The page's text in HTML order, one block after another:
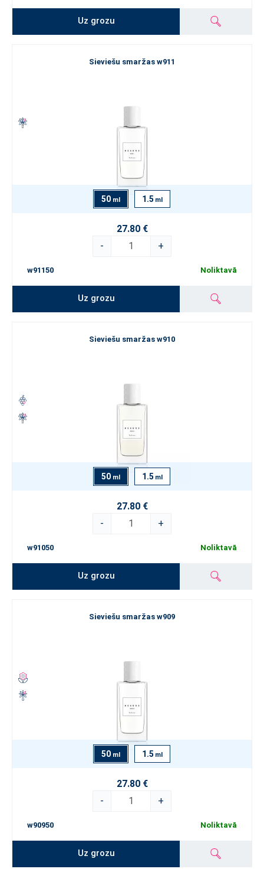
Uz grozu
Sieviešu smaržas w911
50 ml 1.5 ml
27.80 €
-
+
w91150 Noliktavā
Uz grozu
Sieviešu smaržas w910
50 ml 1.5 ml
27.80 €
-
+
w91050 Noliktavā
Uz grozu
Sieviešu smaržas w909
50 ml 1.5 ml
27.80 €
-
+
w90950 Noliktavā
Uz grozu